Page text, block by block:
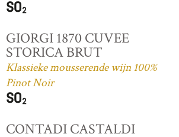
GIORGI 1870 CUVEE
STORICA BRUT
Klassieke mousserende wijn 100%
Pinot Noir
CONTADI CASTALDI